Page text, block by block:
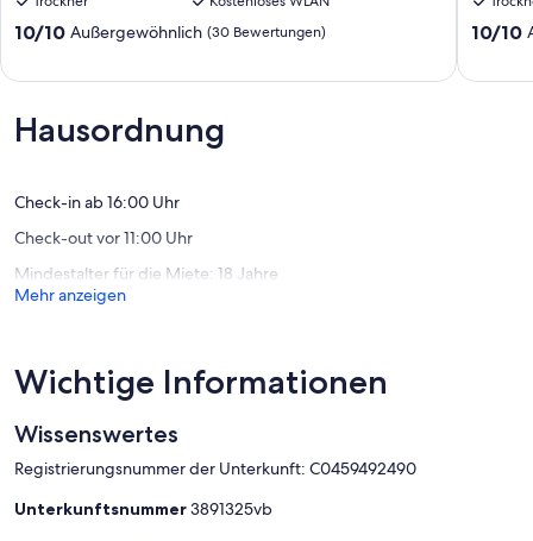
Private
&
Minutes
10.0
(30
Bewertungen)
10/10 Außergewöhnlich (30 Bewertungen)
von
Lenox,
10.0
10/10
Hausordnung
Check-in ab 16:00 Uhr
Check-out vor 11:00 Uhr
Mindestalter für die Miete: 18 Jahre
Mehr anzeigen
Wichtige Informationen
Wissenswertes
Registrierungsnummer der Unterkunft: C0459492490
Unterkunftsnummer3891325vb